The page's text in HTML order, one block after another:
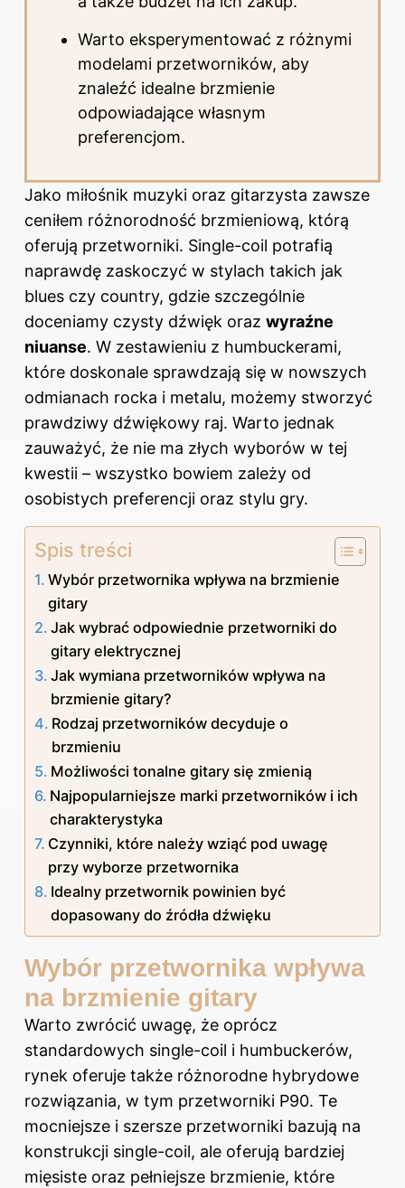
Warto eksperymentować z różnymi
modelami przetworników, aby
znaleźć idealne brzmienie
odpowiadające własnym
preferencjom.
Jako miłośnik muzyki oraz gitarzysta zawsze
ceniłem różnorodność brzmieniową, którą
oferują przetworniki. Single-coil potrafią
naprawdę zaskoczyć w stylach takich jak
blues czy country, gdzie szczególnie
doceniamy czysty dźwięk oraz wyraźne
niuanse. W zestawieniu z humbuckerami,
które doskonale sprawdzają się w nowszych
odmianach rocka i metalu, możemy stworzyć
prawdziwy dźwiękowy raj. Warto jednak
zauważyć, że nie ma złych wyborów w tej
kwestii – wszystko bowiem zależy od
osobistych preferencji oraz stylu gry.
Spis treści
Wybór przetwornika wpływa na brzmienie
gitary
Jak wybrać odpowiednie przetworniki do
gitary elektrycznej
Jak wymiana przetworników wpływa na
brzmienie gitary?
Rodzaj przetworników decyduje o
brzmieniu
Możliwości tonalne gitary się zmienią
Najpopularniejsze marki przetworników i ich
charakterystyka
Czynniki, które należy wziąć pod uwagę
przy wyborze przetwornika
Idealny przetwornik powinien być
dopasowany do źródła dźwięku
Wybór przetwornika wpływa
na brzmienie gitary
Warto zwrócić uwagę, że oprócz
standardowych single-coil i humbuckerów,
rynek oferuje także różnorodne hybrydowe
rozwiązania, w tym przetworniki P90. Te
mocniejsze i szersze przetworniki bazują na
konstrukcji single-coil, ale oferują bardziej
mięsiste oraz pełniejsze brzmienie, które